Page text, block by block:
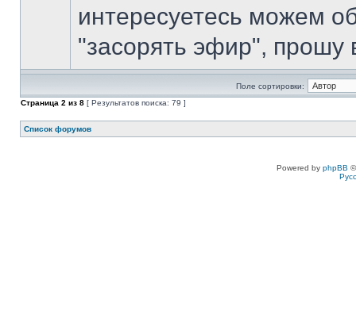
интересуетесь можем
"засорять эфир", прошу
Поле сортировки:
Страница 2 из 8 [ Результатов поиска: 79 ]
Список форумов
Powered by phpBB